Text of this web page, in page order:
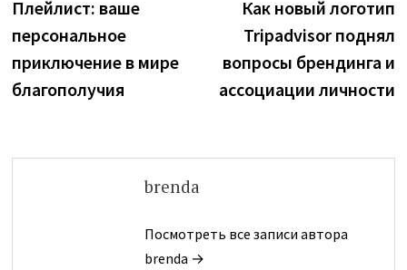
по
записям
Плейлист: ваше
персональное
приключение в мире
благополучия
Как новый логотип
Tripadvisor поднял
вопросы брендинга и
ассоциации личности
brenda
Посмотреть все записи автора
brenda →